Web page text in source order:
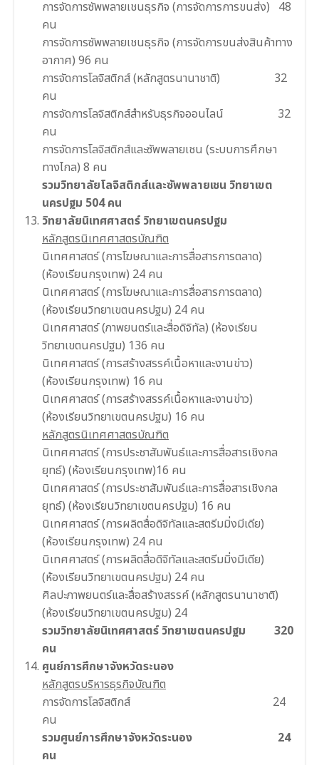
การจัดการซัพพลายเชนธุรกิจ (การจัดการการขนส่ง) 48
คน
การจัดการซัพพลายเชนธุรกิจ (การจัดการขนส่งสินค้าทาง
อากาศ) 96 คน
การจัดการโลจิสติกส์ (หลักสูตรนานาชาติ) 32
คน
การจัดการโลจิสติกส์สําหรับธุรกิจออนไลน์ 32
คน
การจัดการโลจิสติกส์และซัพพลายเชน (ระบบการศึกษา
ทางไกล) 8 คน
รวมวิทยาลัยโลจิสติกส์และซัพพลายเชน วิทยาเขต
นครปฐม 504 คน
วิทยาลัยนิเทศศาสตร์ วิทยาเขตนครปฐม
หลักสูตรนิเทศศาสตรบัณฑิต
นิเทศศาสตร์ (การโฆษณาและการสื่อสารการตลาด)
(ห้องเรียนกรุงเทพ) 24 คน
นิเทศศาสตร์ (การโฆษณาและการสื่อสารการตลาด)
(ห้องเรียนวิทยาเขตนครปฐม) 24 คน
นิเทศศาสตร์ (ภาพยนตร์และสื่อดิจิทัล) (ห้องเรียน
วิทยาเขตนครปฐม) 136 คน
นิเทศศาสตร์ (การสร้างสรรค์เนื้อหาและงานข่าว)
(ห้องเรียนกรุงเทพ) 16 คน
นิเทศศาสตร์ (การสร้างสรรค์เนื้อหาและงานข่าว)
(ห้องเรียนวิทยาเขตนครปฐม) 16 คน
หลักสูตรนิเทศศาสตรบัณฑิต
นิเทศศาสตร์ (การประชาสัมพันธ์และการสื่อสารเชิงกล
ยุทธ์) (ห้องเรียนกรุงเทพ)16 คน
นิเทศศาสตร์ (การประชาสัมพันธ์และการสื่อสารเชิงกล
ยุทธ์) (ห้องเรียนวิทยาเขตนครปฐม) 16 คน
นิเทศศาสตร์ (การผลิตสื่อดิจิทัลและสตรีมมิ่งมีเดีย)
(ห้องเรียนกรุงเทพ) 24 คน
นิเทศศาสตร์ (การผลิตสื่อดิจิทัลและสตรีมมิ่งมีเดีย)
(ห้องเรียนวิทยาเขตนครปฐม) 24 คน
ศิลปะภาพยนตร์และสื่อสร้างสรรค์ (หลักสูตรนานาชาติ)
(ห้องเรียนวิทยาเขตนครปฐม) 24
รวมวิทยาลัยนิเทศศาสตร์ วิทยาเขตนครปฐม 320
คน
ศูนย์การศึกษาจังหวัดระนอง
หลักสูตรบริหารธุรกิจบัณฑิต
การจัดการโลจิสติกส์ 24
คน
รวมศูนย์การศึกษาจังหวัดระนอง 24
คน